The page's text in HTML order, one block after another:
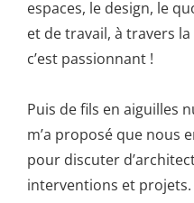
espaces, le design, le
et de travail, à travers
c’est passionnant !
Puis de fils en aiguilles
m’a proposé que nous
pour discuter
interventions et projets.